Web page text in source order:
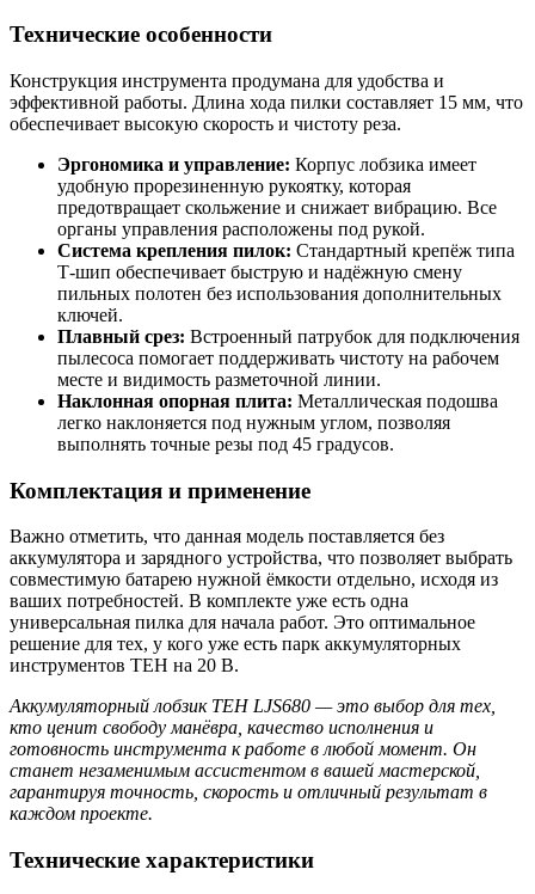
Технические особенности
Конструкция инструмента продумана для удобства и
эффективной работы. Длина хода пилки составляет 15 мм, что
обеспечивает высокую скорость и чистоту реза.
Эргономика и управление: Корпус лобзика имеет
удобную прорезиненную рукоятку, которая
предотвращает скольжение и снижает вибрацию. Все
органы управления расположены под рукой.
Система крепления пилок: Стандартный крепёж типа
Т-шип обеспечивает быструю и надёжную смену
пильных полотен без использования дополнительных
ключей.
Плавный срез: Встроенный патрубок для подключения
пылесоса помогает поддерживать чистоту на рабочем
месте и видимость разметочной линии.
Наклонная опорная плита: Металлическая подошва
легко наклоняется под нужным углом, позволяя
выполнять точные резы под 45 градусов.
Комплектация и применение
Важно отметить, что данная модель поставляется без
аккумулятора и зарядного устройства, что позволяет выбрать
совместимую батарею нужной ёмкости отдельно, исходя из
ваших потребностей. В комплекте уже есть одна
универсальная пилка для начала работ. Это оптимальное
решение для тех, у кого уже есть парк аккумуляторных
инструментов TEH на 20 В.
Аккумуляторный лобзик TEH LJS680 — это выбор для тех,
кто ценит свободу манёвра, качество исполнения и
готовность инструмента к работе в любой момент. Он
станет незаменимым ассистентом в вашей мастерской,
гарантируя точность, скорость и отличный результат в
каждом проекте.
Технические характеристики